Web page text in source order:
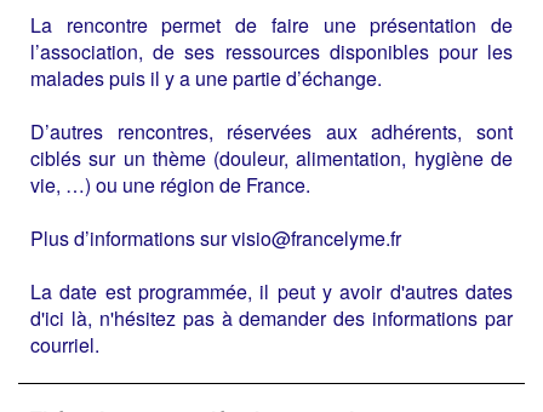
La rencontre permet de faire une présentation de
l’association, de ses ressources disponibles pour les
malades puis il y a une partie d’échange.
D’autres rencontres, réservées aux adhérents, sont
ciblés sur un thème (douleur, alimentation, hygiène de
vie, …) ou une région de France.
Plus d’informations sur visio@francelyme.fr
La date est programmée, il peut y avoir d'autres dates
d'ici là, n'hésitez pas à demander des informations par
courriel.